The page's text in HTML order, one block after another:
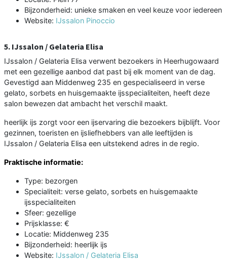
Bijzonderheid: unieke smaken en veel keuze voor iedereen
Website: IJssalon Pinoccio
5. IJssalon / Gelateria Elisa
IJssalon / Gelateria Elisa verwent bezoekers in Heerhugowaard
met een gezellige aanbod dat past bij elk moment van de dag.
Gevestigd aan Middenweg 235 en gespecialiseerd in verse
gelato, sorbets en huisgemaakte ijsspecialiteiten, heeft deze
salon bewezen dat ambacht het verschil maakt.
heerlijk ijs zorgt voor een ijservaring die bezoekers bijblijft. Voor
gezinnen, toeristen en ijsliefhebbers van alle leeftijden is
IJssalon / Gelateria Elisa een uitstekend adres in de regio.
Praktische informatie:
Type: bezorgen
Specialiteit: verse gelato, sorbets en huisgemaakte
ijsspecialiteiten
Sfeer: gezellige
Prijsklasse: €
Locatie: Middenweg 235
Bijzonderheid: heerlijk ijs
Website: IJssalon / Gelateria Elisa